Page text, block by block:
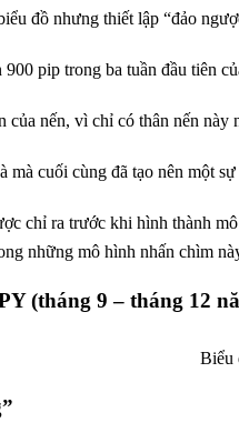
đồ nhưng thiết lập “đảo
pip trong ba tuần đầu tiên
nến, vì chỉ có thân nến này
cuối cùng đã tạo nên một
chỉ ra trước khi hình thành
những mô hình nhấn chìm
(tháng 9 – tháng 12
Biểu